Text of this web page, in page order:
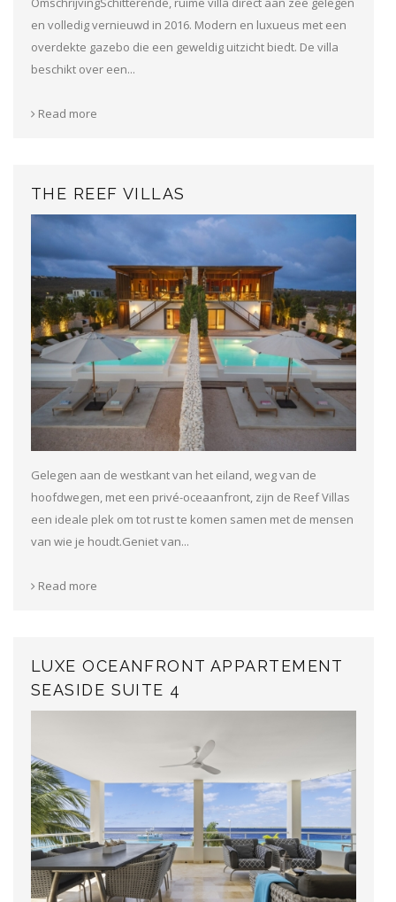
en volledig vernieuwd in 2016. Modern en luxueus met een
overdekte gazebo die een geweldig uitzicht biedt. De villa
beschikt over een...
Read more
THE REEF VILLAS
Gelegen aan de westkant van het eiland, weg van de
hoofdwegen, met een privé-oceaanfront, zijn de Reef Villas
een ideale plek om tot rust te komen samen met de mensen
van wie je houdt.Geniet van...
Read more
LUXE OCEANFRONT APPARTEMENT
SEASIDE SUITE 4